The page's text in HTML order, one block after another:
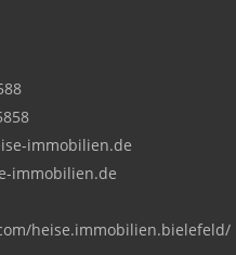
immobilien.de
immobilien.de
heise.immobilien.bielefeld/